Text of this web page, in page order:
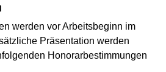
werden vor Arbeitsbeginn im
Präsentation werden
Honorarbestimmungen